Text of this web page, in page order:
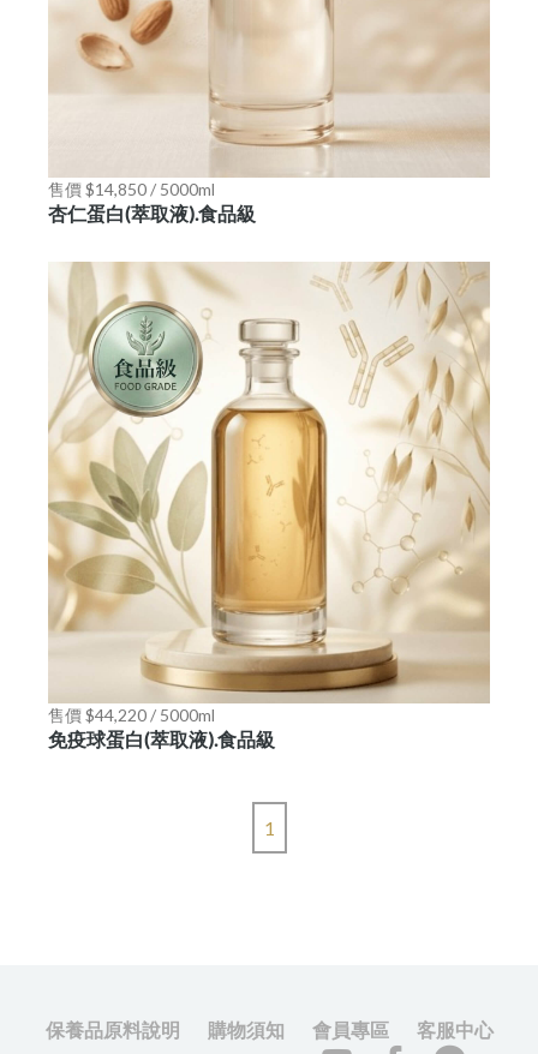
售價 $14,850 / 5000ml
杏仁蛋白(萃取液).食品級
售價 $44,220 / 5000ml
免疫球蛋白(萃取液).食品級
1
保養品原料說明 購物須知 會員專區 客服中心